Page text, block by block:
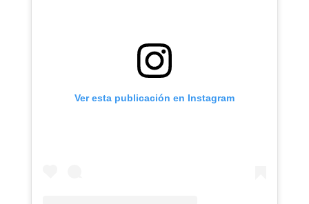
Ver esta publicación en Instagram